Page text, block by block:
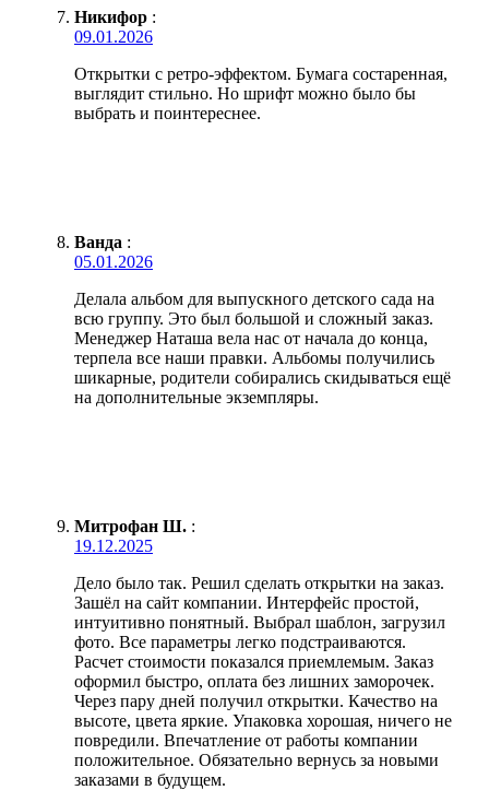
Никифор :
09.01.2026
Открытки с ретро-эффектом. Бумага состаренная,
выглядит стильно. Но шрифт можно было бы
выбрать и поинтереснее.
Ванда :
05.01.2026
Делала альбом для выпускного детского сада на
всю группу. Это был большой и сложный заказ.
Менеджер Наташа вела нас от начала до конца,
терпела все наши правки. Альбомы получились
шикарные, родители собирались скидываться ещё
на дополнительные экземпляры.
Митрофан Ш. :
19.12.2025
Дело было так. Решил сделать открытки на заказ.
Зашёл на сайт компании. Интерфейс простой,
интуитивно понятный. Выбрал шаблон, загрузил
фото. Все параметры легко подстраиваются.
Расчет стоимости показался приемлемым. Заказ
оформил быстро, оплата без лишних заморочек.
Через пару дней получил открытки. Качество на
высоте, цвета яркие. Упаковка хорошая, ничего не
повредили. Впечатление от работы компании
положительное. Обязательно вернусь за новыми
заказами в будущем.